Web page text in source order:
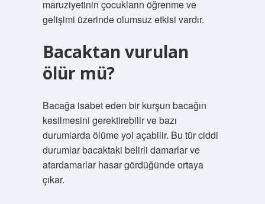
maruziyetinin çocukların öğrenme ve
gelişimi üzerinde olumsuz etkisi vardır.
Bacaktan vurulan
ölür mü?
Bacağa isabet eden bir kurşun bacağın
kesilmesini gerektirebilir ve bazı
durumlarda ölüme yol açabilir. Bu tür ciddi
durumlar bacaktaki belirli damarlar ve
atardamarlar hasar gördüğünde ortaya
çıkar.